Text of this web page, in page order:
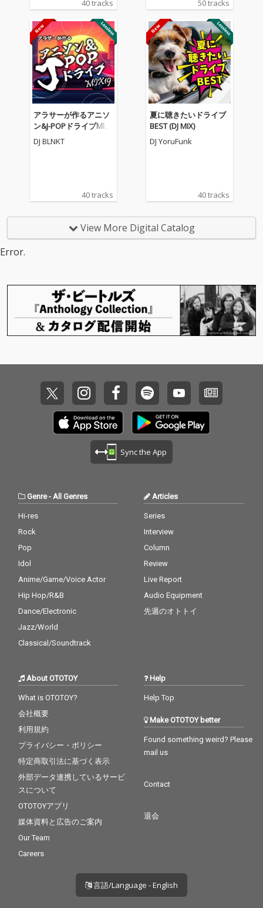
40 tracks 50 tracks
アラサーが作るアニソ
ン&J-POPドライブMIX1
9 (DJ MIX)
DJ BLNKT
40 tracks
夏に聴きたいドライブ
BEST (DJ MIX)
DJ YoruFunk
40 tracks
View More Digital Catalog
Error.
Sync the App
Genre- All Genres
Hi-res
Rock
Pop
Idol
Anime/Game/Voice Actor
Hip Hop/R&B
Dance/Electronic
Jazz/World
Classical/Soundtrack
Articles
Series
Interview
Column
Review
Live Report
Audio Equipment
先週のオトトイ
About OTOTOY
What is OTOTOY?
会社概要
利用規約
プライバシー・ポリシー
特定商取引法に基づく表示
外部データ連携しているサービ
スについて
OTOTOYアプリ
媒体資料と広告のご案内
Our Team
Careers
Help
Help Top
Make OTOTOY better
Found something weird? Please
mail us
Contact
退会
言語/Language - English